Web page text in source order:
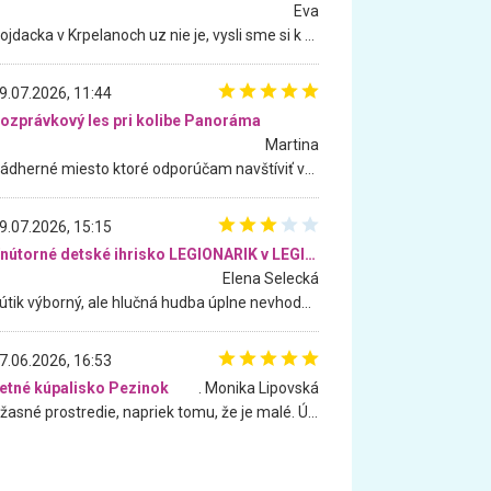
Eva
11:44
les pri kolibe Panoráma
Martina
15:15
Vnútorné detské ihrisko LEGIONARIK v LEGIA Fitness
Elena Selecká
16:53
kúpalisko Pezinok
. Monika Lipovská